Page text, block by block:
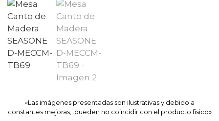
«Las imágenes presentadas son ilustrativas y debido a
constantes mejoras, pueden no coincidir con el producto físico»